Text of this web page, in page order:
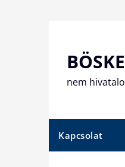
BÖSKE
nem
Kapcsolat